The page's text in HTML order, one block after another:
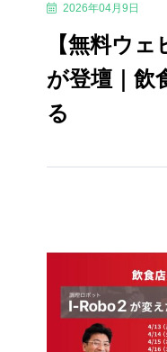
2026年04月9日
【無料ウ
が登壇｜飲
る